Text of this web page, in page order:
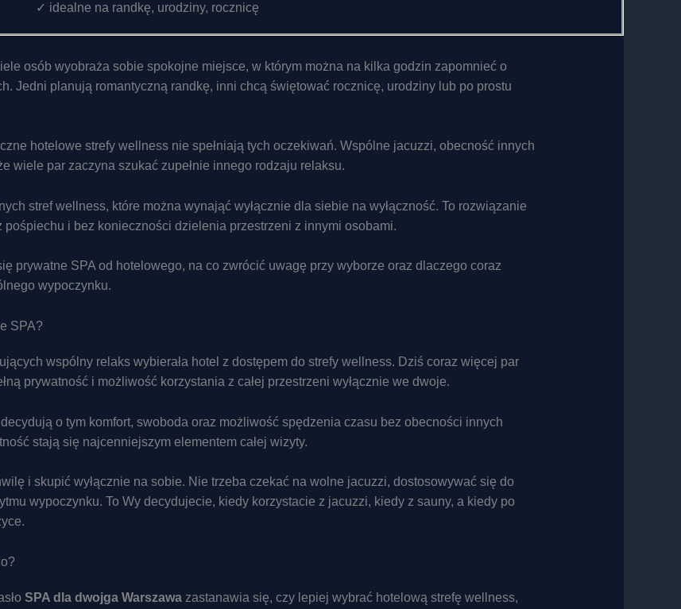
✓ idealne na randkę, urodziny, rocznicę
osób wyobraża sobie spokojne miejsce, w którym można na kilka godzin zapomnieć o
Jedni planują romantyczną randkę, inni chcą świętować rocznicę, urodziny lub po prostu
hotelowe strefy wellness nie spełniają tych oczekiwań. Wspólne jacuzzi, obecność innych
wiele par zaczyna szukać zupełnie innego rodzaju relaksu.
stref wellness, które można wynająć wyłącznie dla siebie na wyłączność. To rozwiązanie
pośpiechu i bez konieczności dzielenia przestrzeni z innymi osobami.
prywatne SPA od hotelowego, na co zwrócić uwagę przy wyborze oraz dlaczego coraz
wypoczynku.
SPA?
wspólny relaks wybierała hotel z dostępem do strefy wellness. Dziś coraz więcej par
prywatność i możliwość korzystania z całej przestrzeni wyłącznie we dwoje.
o tym komfort, swoboda oraz możliwość spędzenia czasu bez obecności innych
stają się najcenniejszym elementem całej wizyty.
i skupić wyłącznie na sobie. Nie trzeba czekać na wolne jacuzzi, dostosowywać się do
wypoczynku. To Wy decydujecie, kiedy korzystacie z jacuzzi, kiedy z sauny, a kiedy po
SPA dla dwojga Warszawazastanawia się, czy lepiej wybrać hotelową strefę wellness,